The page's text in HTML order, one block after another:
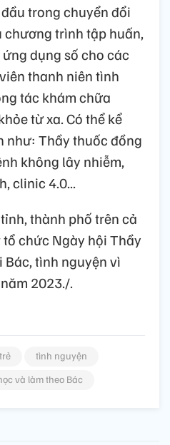
trong chuyển đổi
chương trình tập huấn,
dụng số cho các
thanh niên tình
tác khám chữa
từ xa. Có thể kể
như: Thầy thuốc đồng
không lây nhiễm,
clinic 4.0...
thành phố trên cả
chức Ngày hội Thầy
tình nguyện vì
2023./.
tình nguyện
và làm theo Bác